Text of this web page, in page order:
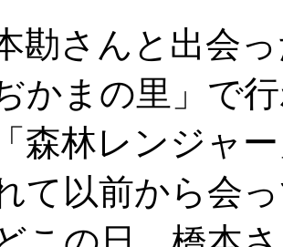
勘さんと出会
かまの里」で
森林レンジャ
て以前から会